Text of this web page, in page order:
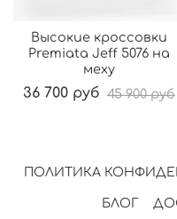
Высокие кроссовки
Premiata Jeff 5076 на
меху
36 700 руб 45 900 руб
ПОЛИТИКА
БЛОГ